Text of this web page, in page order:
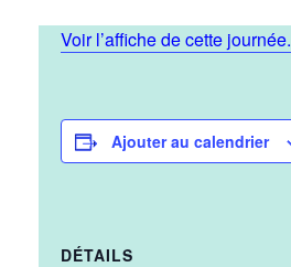
Voir l’affiche de cette journée.
Ajouter au calendrier
DÉTAILS